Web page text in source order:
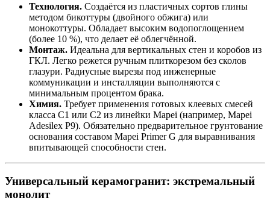
Технология. Создаётся из пластичных сортов глины
методом бикоттуры (двойного обжига) или
монокоттуры. Обладает высоким водопоглощением
(более 10 %), что делает её облегчённой.
Монтаж. Идеальна для вертикальных стен и коробов из
ГКЛ. Легко режется ручным плиткорезом без сколов
глазури. Радиусные вырезы под инженерные
коммуникации и инсталляции выполняются с
минимальным процентом брака.
Химия. Требует применения готовых клеевых смесей
класса C1 или C2 из линейки Mapei (например, Mapei
Adesilex P9). Обязательно предварительное грунтование
основания составом Mapei Primer G для выравнивания
впитывающей способности стен.
Универсальный керамогранит: экстремальный
монолит